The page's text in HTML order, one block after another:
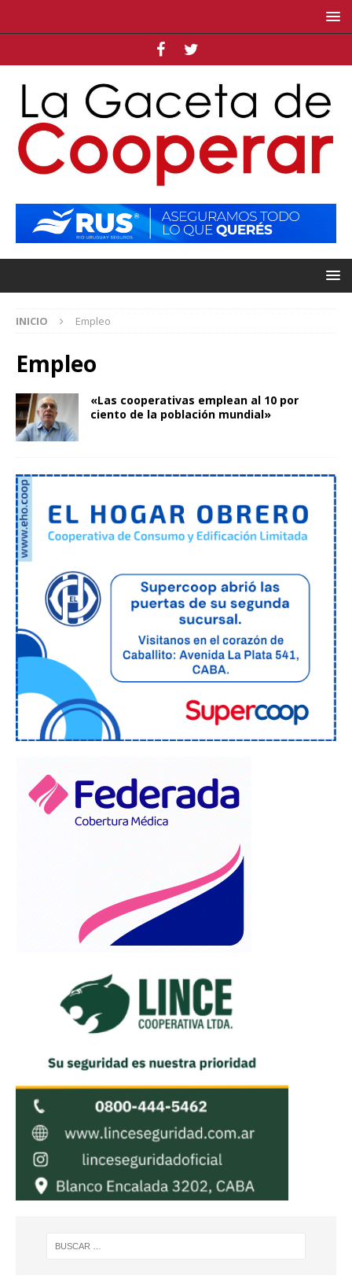
INICIO Empleo
Empleo
«Las cooperativas emplean al 10 por
ciento de la población mundial»